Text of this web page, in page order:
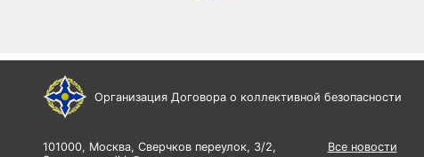
Организация Договора о коллективной безопасности
101000, Москва, Сверчков переулок, 3/2,
Все новости